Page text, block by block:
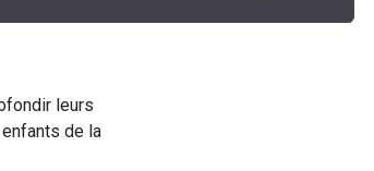
leurs
de la